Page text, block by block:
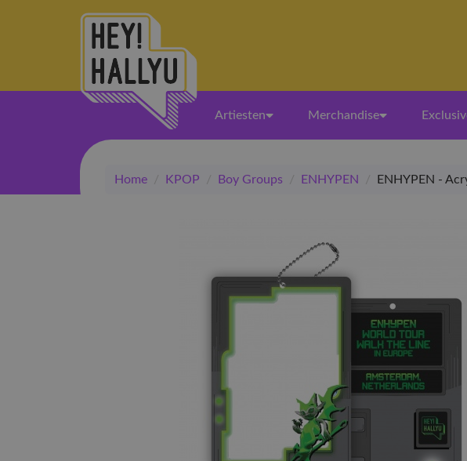
Artiesten Merchandise
Home / KPOP / Boy Groups / ENHYPEN / ENHYPEN -